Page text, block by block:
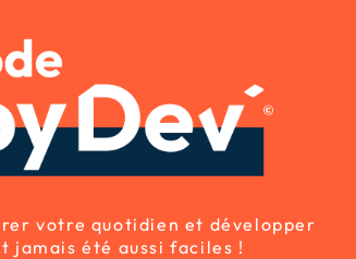
votre quotidien et développer
jamais été aussi faciles !